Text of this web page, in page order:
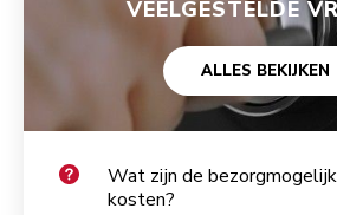
VEELGESTELDE
ALLES BEKIJKEN
Wat zijn de
kosten?